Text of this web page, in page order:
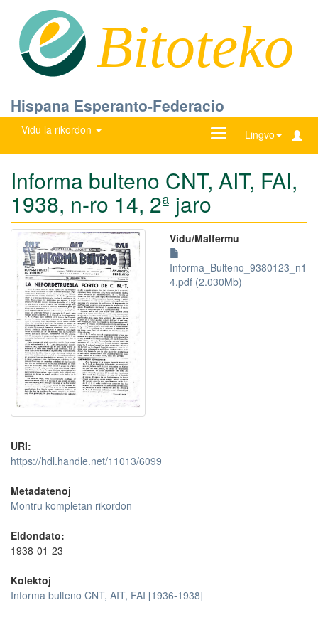
Bitoteko
Hispana Esperanto-Federacio
Vidu la rikordon Lingvo
Ŝanĝu
Informa bulteno CNT, AIT, FAI,
1938, n-ro 14, 2ª jaro
Vidu/Malfermu
Informa_Bulteno_9380123_n1
4.pdf (2.030Mb)
URI:
https://hdl.handle.net/11013/6099
Metadatenoj
Montru kompletan rikordon
Eldondato:
1938-01-23
Kolektoj
Informa bulteno CNT, AIT, FAI [1936-1938]